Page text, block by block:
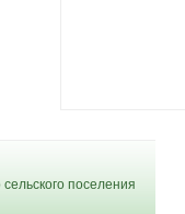
поселения